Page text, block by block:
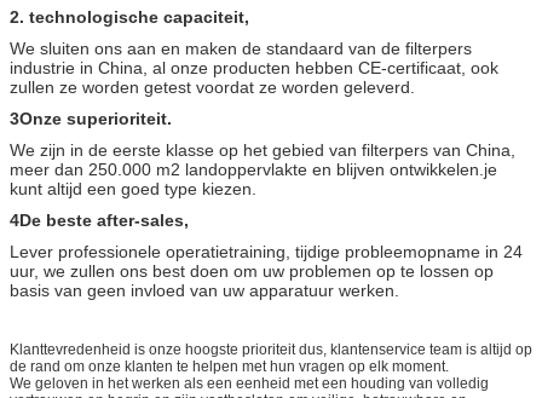
2. technologische capaciteit,
We sluiten ons aan en maken de standaard van de filterpers
industrie in China, al onze producten hebben CE-certificaat, ook
zullen ze worden getest voordat ze worden geleverd.
3Onze superioriteit.
We zijn in de eerste klasse op het gebied van filterpers van China,
meer dan 250.000 m2 landoppervlakte en blijven ontwikkelen.je
kunt altijd een goed type kiezen.
4De beste after-sales,
Lever professionele operatietraining, tijdige probleemopname in 24
uur, we zullen ons best doen om uw problemen op te lossen op
basis van geen invloed van uw apparatuur werken.
Klanttevredenheid is onze hoogste prioriteit dus, klantenservice team is altijd op
de rand om onze klanten te helpen met hun vragen op elk moment.
We geloven in het werken als een eenheid met een houding van volledig